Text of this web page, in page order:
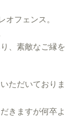
フェンス。
、素敵なご縁を
ただいておりま
きますが何卒よ